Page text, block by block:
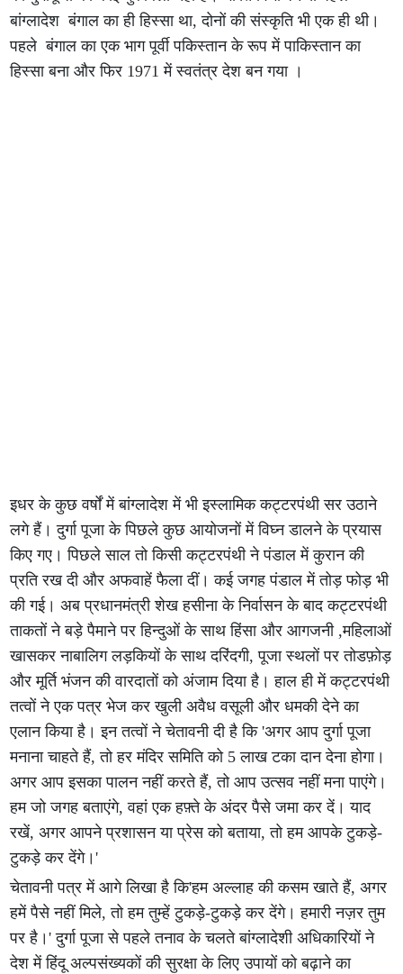
बांग्लादेश बंगाल का ही हिस्सा था, दोनों की संस्कृति भी एक ही थी।
पहले बंगाल का एक भाग पूर्वी पकिस्तान के रूप में पाकिस्तान का
हिस्सा बना और फिर 1971 में स्वतंत्र देश बन गया ।
इधर के कुछ वर्षों में बांग्लादेश में भी इस्लामिक कट्टरपंथी सर उठाने
लगे हैं। दुर्गा पूजा के पिछले कुछ आयोजनों में विघ्न डालने के प्रयास
किए गए। पिछले साल तो किसी कट्टरपंथी ने पंडाल में कुरान की
प्रति रख दी और अफवाहें फैला दीं। कई जगह पंडाल में तोड़ फोड़ भी
की गई। अब प्रधानमंत्री शेख हसीना के निर्वासन के बाद कट्टरपंथी
ताकतों ने बड़े पैमाने पर हिन्दुओं के साथ हिंसा और आगजनी ,महिलाओं
खासकर नाबालिग लड़कियों के साथ दरिंदगी, पूजा स्थलों पर तोडफ़ोड़
और मूर्ति भंजन की वारदातों को अंजाम दिया है। हाल ही में कट्टरपंथी
तत्वों ने एक पत्र भेज कर खुली अवैध वसूली और धमकी देने का
एलान किया है। इन तत्वों ने चेतावनी दी है कि 'अगर आप दुर्गा पूजा
मनाना चाहते हैं, तो हर मंदिर समिति को 5 लाख टका दान देना होगा।
अगर आप इसका पालन नहीं करते हैं, तो आप उत्सव नहीं मना पाएंगे।
हम जो जगह बताएंगे, वहां एक हफ़्ते के अंदर पैसे जमा कर दें। याद
रखें, अगर आपने प्रशासन या प्रेस को बताया, तो हम आपके टुकड़े-
टुकड़े कर देंगे।'
चेतावनी पत्र में आगे लिखा है कि'हम अल्लाह की कसम खाते हैं, अगर
हमें पैसे नहीं मिले, तो हम तुम्हें टुकड़े-टुकड़े कर देंगे। हमारी नज़र तुम
पर है।' दुर्गा पूजा से पहले तनाव के चलते बांग्लादेशी अधिकारियों ने
देश में हिंदू अल्पसंख्यकों की सुरक्षा के लिए उपायों को बढ़ाने का